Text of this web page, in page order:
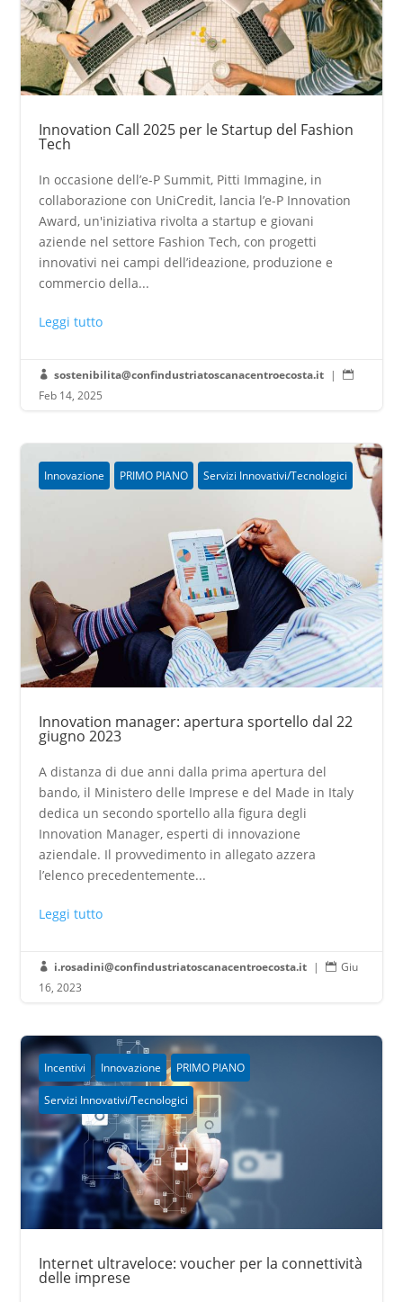
Innovation Call 2025 per le Startup del Fashion
Tech
In occasione dell’e-P Summit, Pitti Immagine, in
collaborazione con UniCredit, lancia l’e-P Innovation
Award, un'iniziativa rivolta a startup e giovani
aziende nel settore Fashion Tech, con progetti
innovativi nei campi dell’ideazione, produzione e
commercio della...
Leggi tutto
 sostenibilita@confindustriatoscanacentroecosta.it | 
Feb 14, 2025
Innovazione PRIMO PIANO Servizi Innovativi/Tecnologici
Innovation manager: apertura sportello dal 22
giugno 2023
A distanza di due anni dalla prima apertura del
bando, il Ministero delle Imprese e del Made in Italy
dedica un secondo sportello alla figura degli
Innovation Manager, esperti di innovazione
aziendale. Il provvedimento in allegato azzera
l’elenco precedentemente...
Leggi tutto
 i.rosadini@confindustriatoscanacentroecosta.it |  Giu
16, 2023
Incentivi Innovazione PRIMO PIANO
Servizi Innovativi/Tecnologici
Internet ultraveloce: voucher per la connettività
delle imprese